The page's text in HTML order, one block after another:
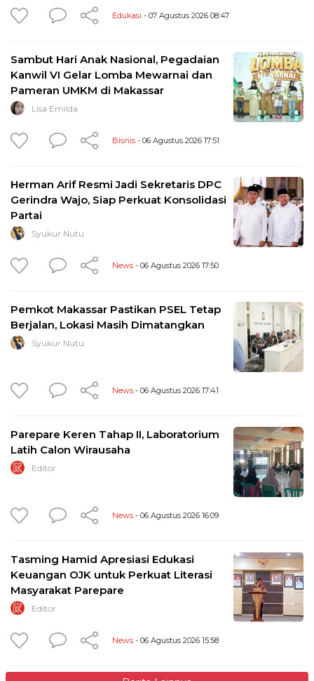
Edukasi - 07 Agustus 2026 08:47
Sambut Hari Anak Nasional, Pegadaian
Kanwil VI Gelar Lomba Mewarnai dan
Pameran UMKM di Makassar
Lisa Emilda
Bisnis - 06 Agustus 2026 17:51
Herman Arif Resmi Jadi Sekretaris DPC
Gerindra Wajo, Siap Perkuat Konsolidasi
Partai
Syukur Nutu
News - 06 Agustus 2026 17:50
Pemkot Makassar Pastikan PSEL Tetap
Berjalan, Lokasi Masih Dimatangkan
Syukur Nutu
News - 06 Agustus 2026 17:41
Parepare Keren Tahap II, Laboratorium
Latih Calon Wirausaha
Editor
News - 06 Agustus 2026 16:09
Tasming Hamid Apresiasi Edukasi
Keuangan OJK untuk Perkuat Literasi
Masyarakat Parepare
Editor
News - 06 Agustus 2026 15:58